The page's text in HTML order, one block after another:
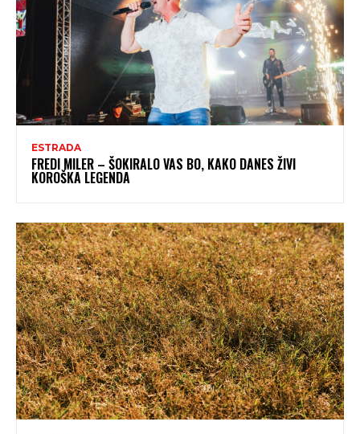
ESTRADA
FREDI MILER – ŠOKIRALO VAS BO, KAKO DANES ŽIVI
KOROŠKA LEGENDA